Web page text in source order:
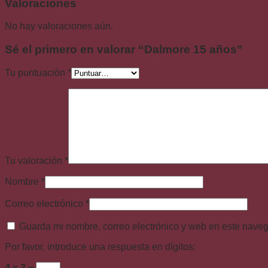
Valoraciones
No hay valoraciones aún.
Sé el primero en valorar “Dalmore 15 años”
Tu puntuación *
Tu valoración *
Nombre *
Correo electrónico *
Guarda mi nombre, correo electrónico y web en este
Por favor, introduce una respuesta en dígitos: